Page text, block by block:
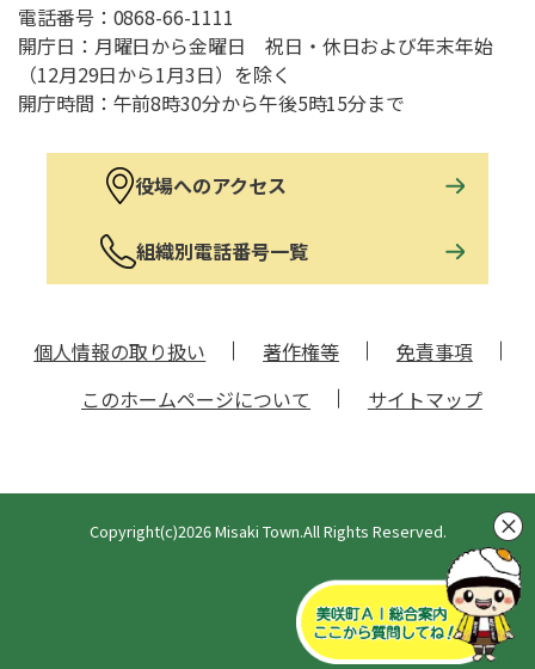
電話番号： 0868-66-1111
開庁日：月曜日から金曜日 祝日・休日および年末年始
（12月29日から1月3日）を除く
開庁時間：午前8時30分から午後5時15分まで
役場へのアクセス
組織別電話番号一覧
個人情報の取り扱い 著作権等
免責事項
このホームページについて
サイトマップ
Copyright(c)2026 Misaki Town.All Rights Reserved.